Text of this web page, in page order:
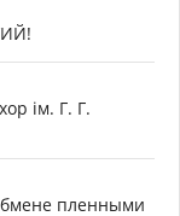
ім. Г. Г.
пленными